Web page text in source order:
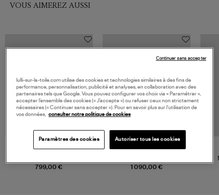
VOUS AIMEREZ AUSSI
799,00 €
SPORTMAX
NOUVELLE COLLECTION
1 090,00 €
ISABEL MARANT
lulli-sur-la-toile.com utilise des cookies et technologies similaires à des fins de
performance, personnalisation, publicité et analyses, en collaboration avec des
partenaires tels que Google. Vous pouvez configurer vos choix via « Paramétrer »,
accepter l’ensemble des cookies (« J’accepte ») ou refuser ceux non strictement
nécessaires (« Continuer sans accepter »). Pour en savoir plus sur l’utilisation de
vos données, consulter notre politique de cookies
Paramètres des cookies Autoriser tous les cookies
Continuer sans accepter